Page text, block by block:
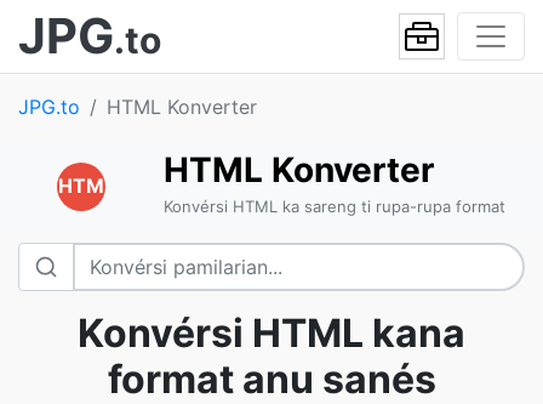
JPG.to
JPG.to HTML Konverter
HTM HTML Konverter
Konvérsi HTML ka sareng ti rupa-rupa format
Konvérsi HTML kana
format anu sanés